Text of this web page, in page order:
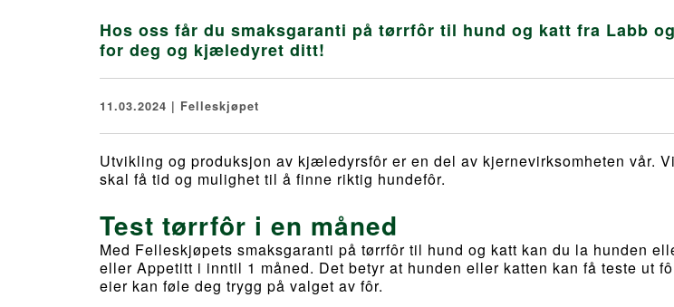
Hos oss får du smaksgaranti på tørrfôr til hund og katt fra Labb
for deg og kjæledyret ditt!
11.03.2024 | Felleskjøpet
Utvikling og produksjon av kjæledyrsfôr er en del av kjernevirksomheten vår.
skal få tid og mulighet til å finne riktig hundefôr.
Test tørrfôr i en måned
Med Felleskjøpets smaksgaranti på tørrfôr til hund og katt kan du la hunden
eller Appetitt i inntil 1 måned. Det betyr at hunden eller katten kan få teste ut
eier kan føle deg trygg på valget av fôr.